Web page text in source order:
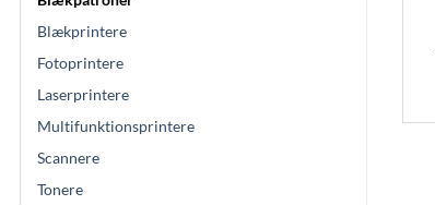
Blækprintere
Fotoprintere
Laserprintere
Multifunktionsprintere
Scannere
Tonere